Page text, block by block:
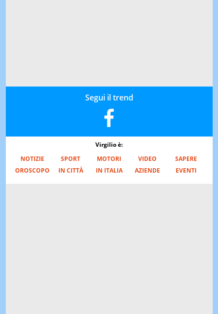
Segui il trend
Virgilio è:
NOTIZIE
SPORT MOTORI VIDEO
SAPERE
OROSCOPO
IN CITTÀ IN ITALIA AZIENDE EVENTI